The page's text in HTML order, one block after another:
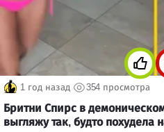
1 год назад 354 просмотра
Бритни Спирс в демоническом танце заявляет: «Я
выгляжу так, будто похудела